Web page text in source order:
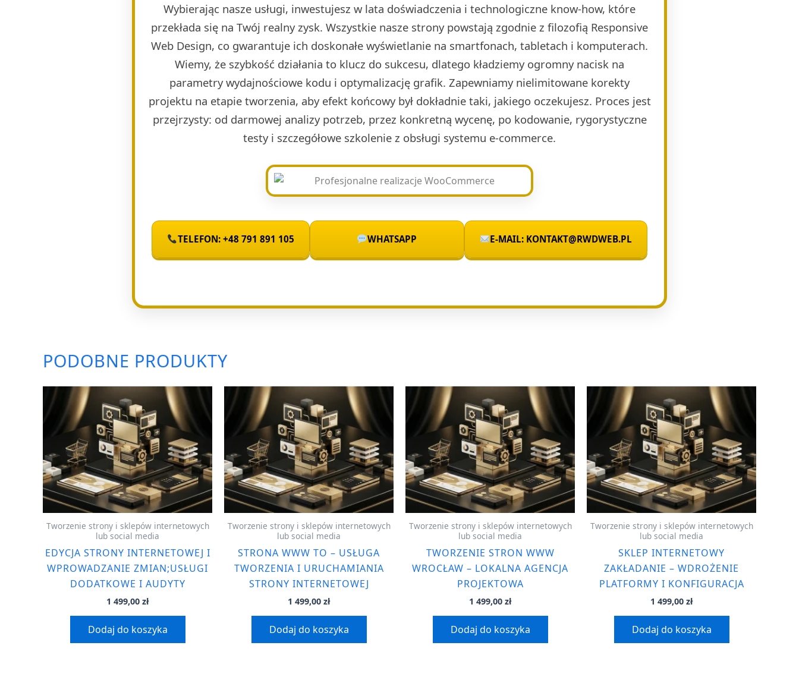
Wybierając nasze usługi, inwestujesz w lata doświadczenia i technologiczne know-how, które
przekłada się na Twój realny zysk. Wszystkie nasze strony powstają zgodnie z filozofią Responsive
Web Design, co gwarantuje ich doskonałe wyświetlanie na smartfonach, tabletach i komputerach.
Wiemy, że szybkość działania to klucz do sukcesu, dlatego kładziemy ogromny nacisk na
parametry wydajnościowe kodu i optymalizację grafik. Zapewniamy nielimitowane korekty
projektu na etapie tworzenia, aby efekt końcowy był dokładnie taki, jakiego oczekujesz. Proces jest
przejrzysty: od darmowej analizy potrzeb, przez konkretną wycenę, po kodowanie, rygorystyczne
testy i szczegółowe szkolenie z obsługi systemu e-commerce.
TELEFON: +48 791 891 105 WHATSAPP E-MAIL: KONTAKT@RWDWEB.PL
PODOBNE PRODUKTY
Tworzenie strony i sklepów internetowych
lub social media
EDYCJA STRONY INTERNETOWEJ I
WPROWADZANIE ZMIAN;USŁUGI
DODATKOWE I AUDYTY
1 499,00 zł
Dodaj do koszyka
Tworzenie strony i sklepów internetowych
lub social media
STRONA WWW TO – USŁUGA
TWORZENIA I URUCHAMIANIA
STRONY INTERNETOWEJ
1 499,00 zł
Dodaj do koszyka
Tworzenie strony i sklepów internetowych
lub social media
TWORZENIE STRON WWW
WROCŁAW – LOKALNA AGENCJA
PROJEKTOWA
1 499,00 zł
Dodaj do koszyka
Tworzenie strony i sklepów internetowych
lub social media
SKLEP INTERNETOWY
ZAKŁADANIE – WDROŻENIE
PLATFORMY I KONFIGURACJA
1 499,00 zł
Dodaj do koszyka